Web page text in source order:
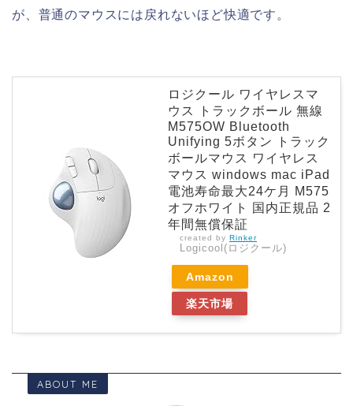
が、普通のマウスには戻れないほど快適です。
ロジクール ワイヤレスマ
ウス トラックボール 無線
M575OW Bluetooth
Unifying 5ボタン トラック
ボールマウス ワイヤレス
マウス windows mac iPad
電池寿命最大24ケ月 M575
オフホワイト 国内正規品 2
年間無償保証
created by Rinker
Logicool(ロジクール)
Amazon
楽天市場
ABOUT ME